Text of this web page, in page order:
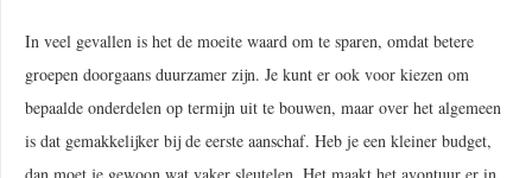
In veel gevallen is het de moeite waard om te sparen, omdat betere
groepen doorgaans duurzamer zijn. Je kunt er ook voor kiezen om
bepaalde onderdelen op termijn uit te bouwen, maar over het algemeen
is dat gemakkelijker bij de eerste aanschaf. Heb je een kleiner budget,